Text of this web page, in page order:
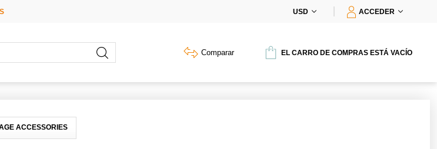
USD ACCEDER
Comparar EL CARRO DE COMPRAS ESTÁ VACÍO
ACCESSORIES